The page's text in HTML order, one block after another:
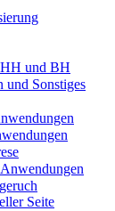
und BH
Sonstiges
Seite